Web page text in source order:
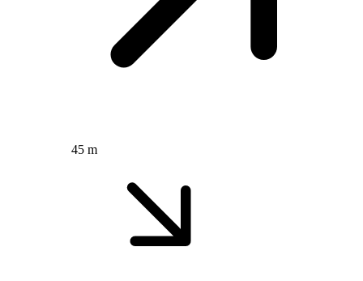
45 m